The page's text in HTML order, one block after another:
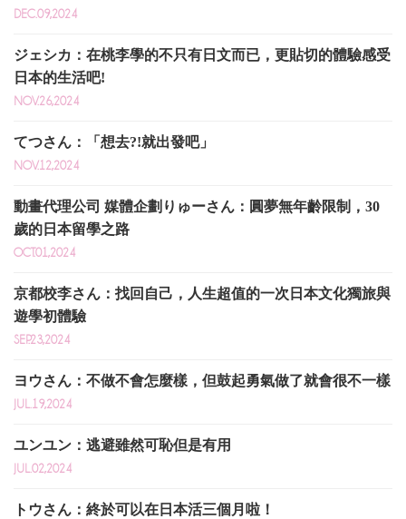
DEC.09,2024
ジェシカ：在桃李學的不只有日文而已，更貼切的體驗感受
日本的生活吧!
NOV.26,2024
てつさん：「想去?!就出發吧」
NOV.12,2024
動畫代理公司 媒體企劃りゅーさん：圓夢無年齡限制，30
歲的日本留學之路
OCT.01,2024
京都校李さん：找回自己，人生超值的一次日本文化獨旅與
遊學初體驗
SEP.23,2024
ヨウさん：不做不會怎麼樣，但鼓起勇氣做了就會很不一樣
JUL.19,2024
ユンユン：逃避雖然可恥但是有用
JUL.02,2024
トウさん：終於可以在日本活三個月啦！